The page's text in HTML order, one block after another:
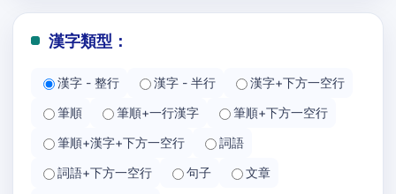
漢字類型：
漢字 - 整行 漢字 - 半行
漢字+下方一空行
筆順
筆順+一行漢字
筆順+下方一空行
筆順+漢字+下方一空行
詞語
詞語+下方一空行
句子
文章